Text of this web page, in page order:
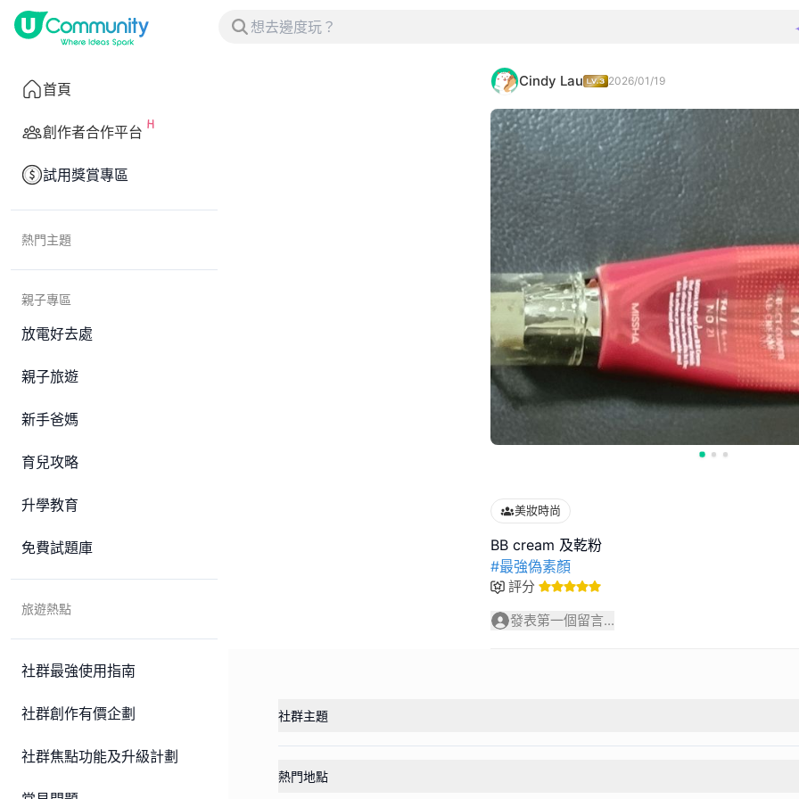
首頁
創作者合作平台
試用獎賞專區
熱門主題
親子專區
放電好去處
親子旅遊
新手爸媽
育兒攻略
升學教育
免費試題庫
旅遊熱點
社群最強使用指南
社群創作有價企劃
社群焦點功能及升級計劃
Cindy Lau 2026/01/19
美妝時尚
#最強偽素顏
評分
發表第一個留言...
社群主題
熱門地點